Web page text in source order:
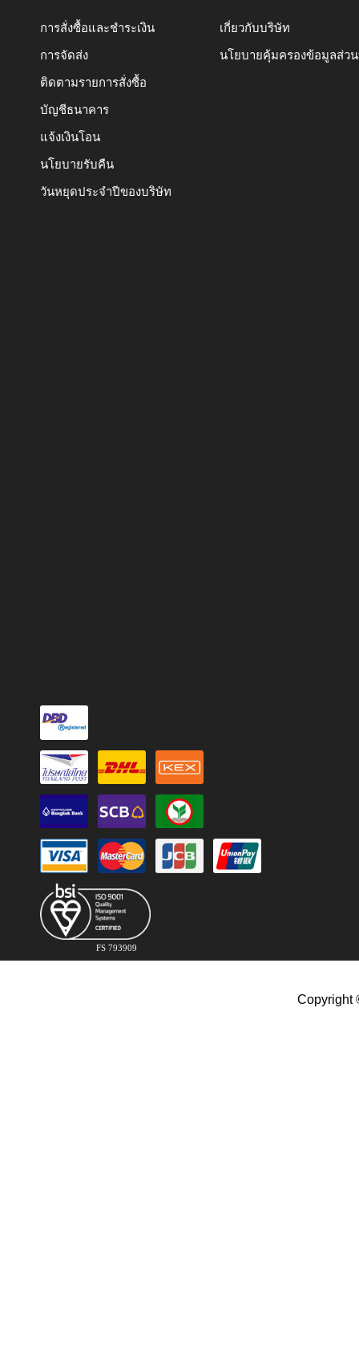
การสั่งซื้อและชำระเงิน
การจัดส่ง
ติดตามรายการสั่งซื้อ
บัญชีธนาคาร
แจ้งเงินโอน
นโยบายรับคืน
วันหยุดประจำปีของบริษัท
เกี่ยวกับบริษัท
นโยบายคุ้มครองข้อมูลส่ว
FS 793909
Copyright